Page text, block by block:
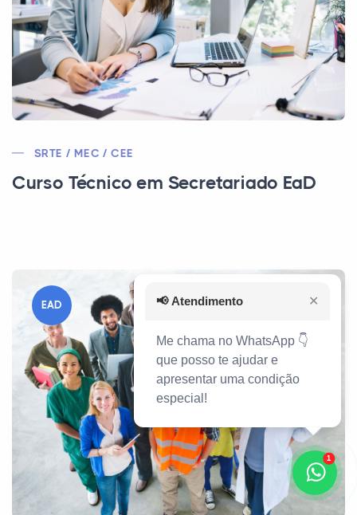
SRTE / MEC / CEE
Curso Técnico em Secretariado EaD
EAD
1
📢 Atendimento ✕
Me chama no WhatsApp 👇
que posso te ajudar e
apresentar uma condição
especial!